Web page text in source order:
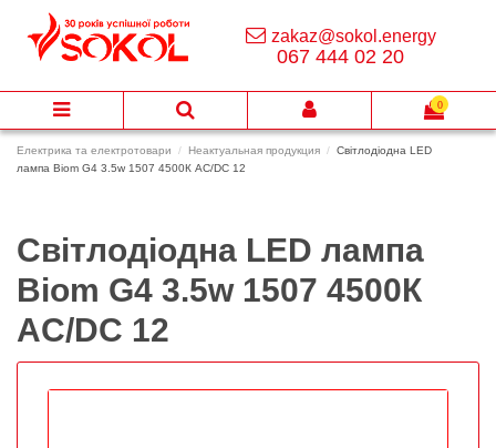
Електрика та електротовари Неактуальная продукция
Світлодіодна LED
лампа Biom G4 3.5w 1507 4500К AC/DC 12
Світлодіодна LED лампа
Biom G4 3.5w 1507 4500К
AC/DC 12
zakaz@sokol.energy
067 444 02 20
0